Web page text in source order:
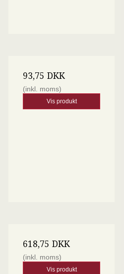
93,75 DKK
(inkl. moms)
Vis produkt
618,75 DKK
(inkl. moms)
Vis produkt